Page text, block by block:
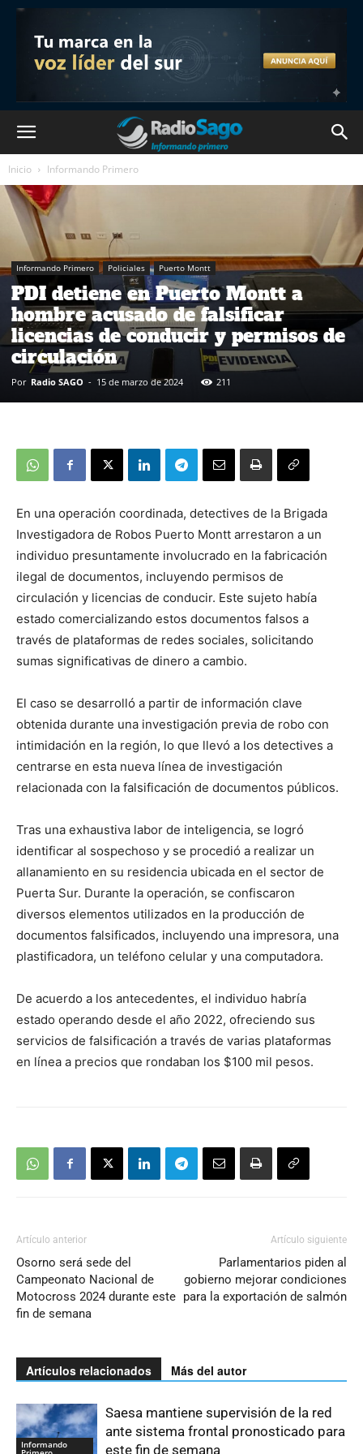
Inicio Informando Primero
Informando Primero Policiales Puerto Montt
PDI detiene en Puerto Montt a
hombre acusado de falsificar
licencias de conducir y permisos de
circulación
Por Radio SAGO - 15 de marzo de 2024 211
En una operación coordinada, detectives de la Brigada
Investigadora de Robos Puerto Montt arrestaron a un
individuo presuntamente involucrado en la fabricación
ilegal de documentos, incluyendo permisos de
circulación y licencias de conducir. Este sujeto había
estado comercializando estos documentos falsos a
través de plataformas de redes sociales, solicitando
sumas significativas de dinero a cambio.
El caso se desarrolló a partir de información clave
obtenida durante una investigación previa de robo con
intimidación en la región, lo que llevó a los detectives a
centrarse en esta nueva línea de investigación
relacionada con la falsificación de documentos públicos.
Tras una exhaustiva labor de inteligencia, se logró
identificar al sospechoso y se procedió a realizar un
allanamiento en su residencia ubicada en el sector de
Puerta Sur. Durante la operación, se confiscaron
diversos elementos utilizados en la producción de
documentos falsificados, incluyendo una impresora, una
plastificadora, un teléfono celular y una computadora.
De acuerdo a los antecedentes, el individuo habría
estado operando desde el año 2022, ofreciendo sus
servicios de falsificación a través de varias plataformas
en línea a precios que rondaban los $100 mil pesos.
Artículo anterior
Osorno será sede del
Campeonato Nacional de
Motocross 2024 durante este
fin de semana
Artículo siguiente
Parlamentarios piden al
gobierno mejorar condiciones
para la exportación de salmón
Artículos relacionados Más del autor
Informando
Saesa mantiene supervisión de la red
ante sistema frontal pronosticado para
este fin de semana